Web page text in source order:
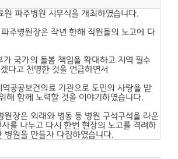
원 파주병원 시무식을 개최하였습니다.
주병원장은 작년 한해 직원들의 노고에 다
국가의 돌봄 책임을 확대하고 지역 필수
다고 천명한 것을 언급하면서
공공보건의료 기관으로 도민의 사랑을 받
해 함께 노력할 것을 이야기하였습니다.
원장은 외래와 병동 등 병원 구석구석을 라운
를 나누고 다시 한번 현장의 노고를 격려하
병원을 만들자 다짐하였습니다.